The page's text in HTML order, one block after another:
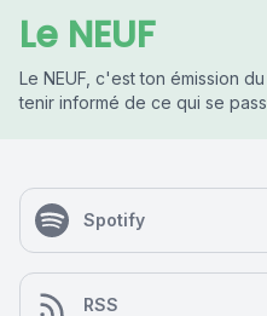
Le NEUF
Le NEUF, c'est ton émission
tenir informé de ce qui se
Spotify
RSS